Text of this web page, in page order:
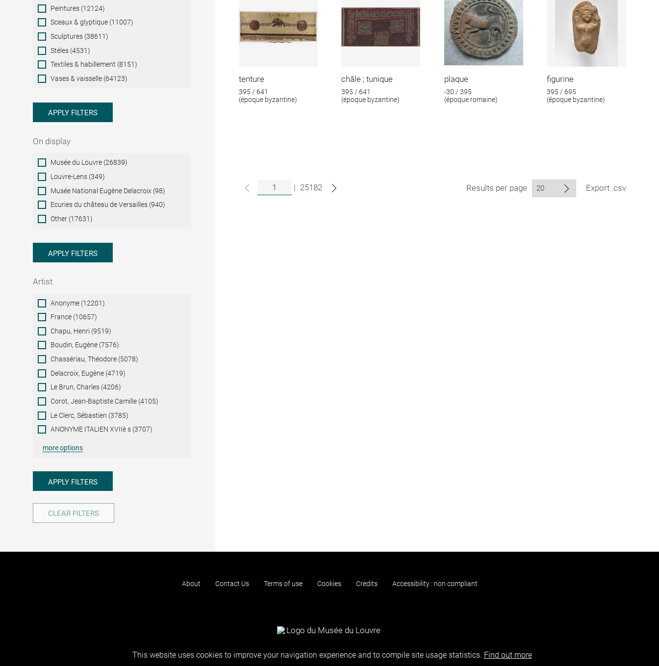
Peintures (12124)
Sceaux & glyptique (11007)
Sculptures (38611)
Stèles (4531)
Textiles & habillement (8151)
Vases & vaisselle (64123)
APPLY FILTERS
On display
On
display
Musée du Louvre (26839)
Louvre-Lens (349)
Musée National Eugène Delacroix (98)
Ecuries du château de Versailles (940)
Other (17631)
APPLY FILTERS
Artist
ArtistAnonyme (12201)
France (10657)
Chapu, Henri (9519)
Boudin, Eugène (7576)
Chassériau, Théodore (5078)
Delacroix, Eugène (4719)
Le Brun, Charles (4206)
Corot, Jean-Baptiste Camille (4105)
Le Clerc, Sébastien (3785)
ANONYME ITALIEN XVIIè s (3707)
more options
APPLY FILTERS
CLEAR FILTERS
tenture
395 / 641
(époque byzantine)
châle ; tunique
395 / 641
(époque byzantine)
plaque
-30 / 395
(époque romaine)
figurine
395 / 695
(époque byzantine)
| 25182 Results per page Export .csv
About Contact Us Terms of use Cookies Credits Accessibility : non compliant
This website uses cookies to improve your navigation experience and to compile site usage statistics. Find out more